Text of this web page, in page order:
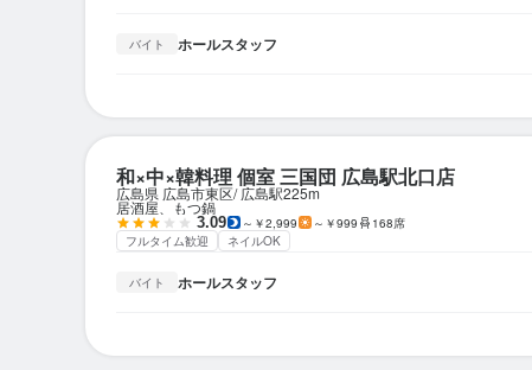
バイト ホールスタッフ
和×中×韓料理 個室 三国団 広島駅北口店
広島県 広島市東区 広島駅225m
居酒屋、もつ鍋
3.09 ～￥2,999 ～￥999
168席
フルタイム歓迎
ネイルOK
バイト ホールスタッフ